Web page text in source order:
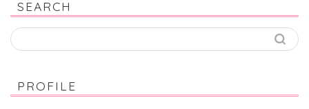
SEARCH
PROFILE